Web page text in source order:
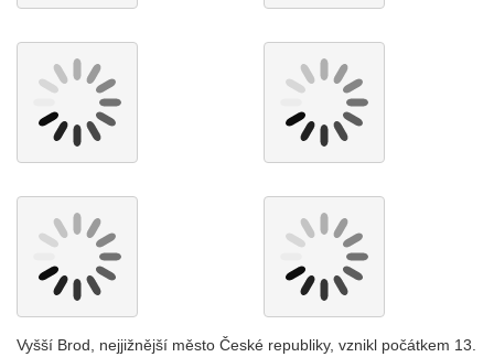
Vyšší Brod, nejjižnější město České republiky, vznikl počátkem 13.